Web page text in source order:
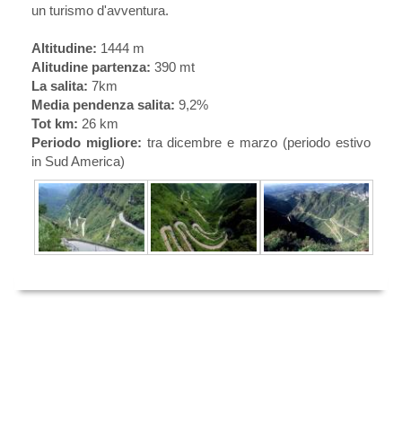
un turismo d'avventura.
Altitudine: 1444 m
Alitudine partenza: 390 mt
La salita: 7km
Media pendenza salita: 9,2%
Tot km: 26 km
Periodo migliore: tra dicembre e marzo (periodo estivo
in Sud America)